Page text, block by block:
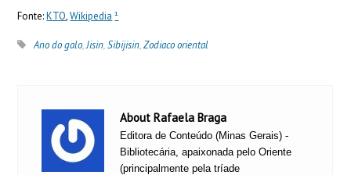
Fonte:KTO,Wikipedia ¹
Ano do galo,Jisin,Sibijisin,Zodiaco oriental
About Rafaela Braga
Editora de Conteúdo (Minas Gerais) -
Bibliotecária, apaixonada pelo Oriente
(principalmente pela tríade